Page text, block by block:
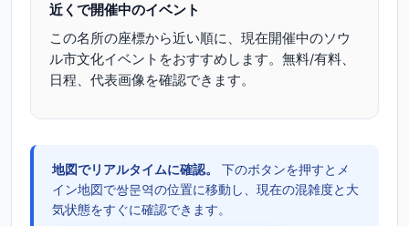
近くで開催中のイベント
この名所の座標から近い順に、現在開催中のソウ
ル市文化イベントをおすすめします。無料/有料、
日程、代表画像を確認できます。
地図でリアルタイムに確認。
下のボタンを押すとメ
イン地図で쌍문역の位置に移動し、現在の混雑度と大
気状態をすぐに確認できます。